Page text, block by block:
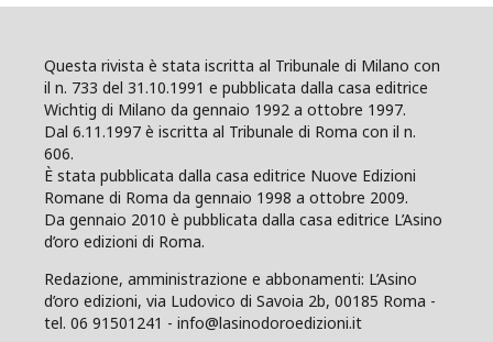
Questa rivista è stata iscritta al Tribunale di Milano con
il n. 733 del 31.10.1991 e pubblicata dalla casa editrice
Wichtig di Milano da gennaio 1992 a ottobre 1997.
Dal 6.11.1997 è iscritta al Tribunale di Roma con il n.
606.
È stata pubblicata dalla casa editrice Nuove Edizioni
Romane di Roma da gennaio 1998 a ottobre 2009.
Da gennaio 2010 è pubblicata dalla casa editrice L’Asino
d’oro edizioni di Roma.
Redazione, amministrazione e abbonamenti: L’Asino
d’oro edizioni, via Ludovico di Savoia 2b, 00185 Roma -
tel. 06 91501241 - info@lasinodoroedizioni.it